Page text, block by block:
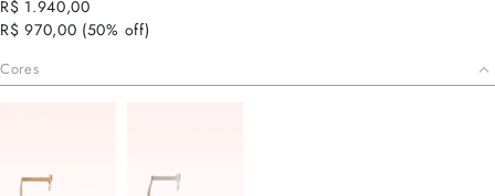
R$ 1.940,00
R$ 970,00 (50% off)
Cores